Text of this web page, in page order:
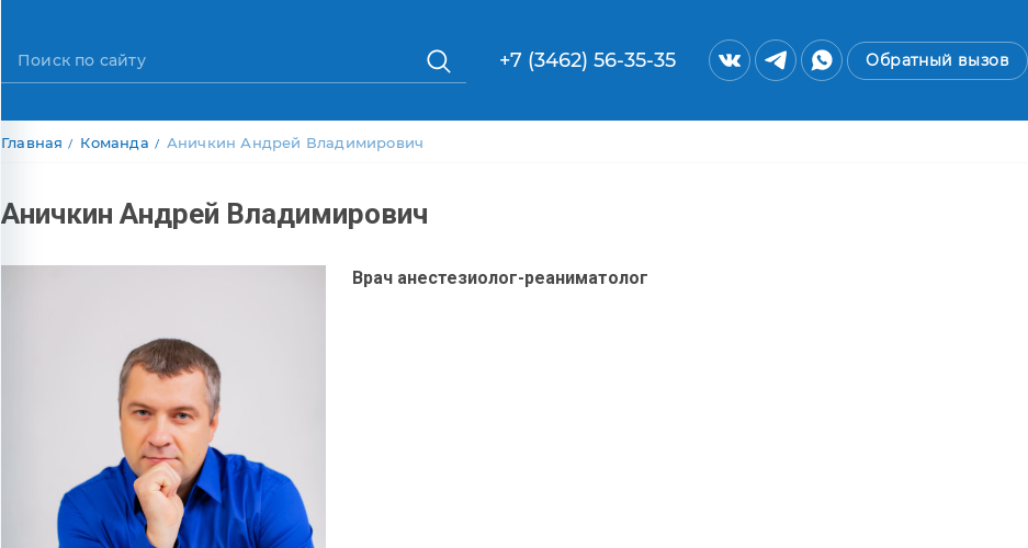
+7 (3462) 56-35-35 Обратный вызов
Строка навигации
Главная Команда Аничкин Андрей Владимирович
Аничкин Андрей Владимирович
Врач анестезиолог-реаниматолог